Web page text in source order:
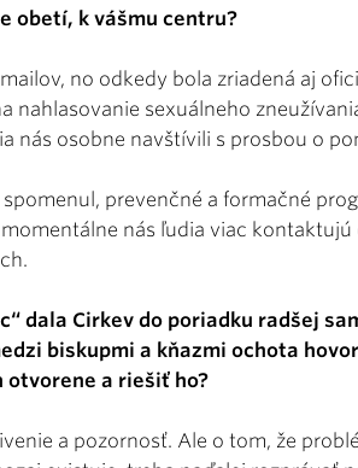
obetí, k vášmu centru?
no odkedy bola zriadená aj
nahlasovanie sexuálneho
nás osobne navštívili s prosbou o
prevenčné a formačné
nás ľudia viac
dala Cirkev do poriadku radšej
biskupmi a kňazmi ochota
otvorene a riešiť ho?
a pozornosť. Ale o tom, že